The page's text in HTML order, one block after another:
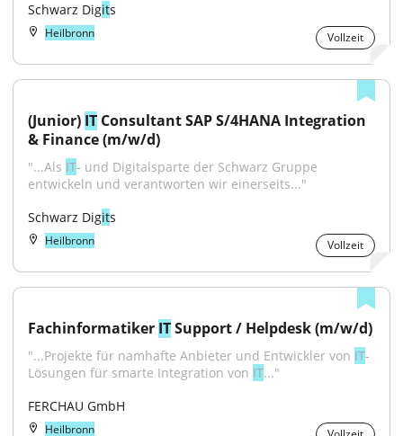
Schwarz Digits
Heilbronn Vollzeit
(Junior) IT Consultant SAP S/4HANA Integration
& Finance (m/w/d)
"...Als IT- und Digitalsparte der Schwarz Gruppe
entwickeln und verantworten wir einerseits..."
Schwarz Digits
Heilbronn Vollzeit
Fachinformatiker IT Support / Helpdesk (m/w/d)
"...Projekte für namhafte Anbieter und Entwickler von IT-
Lösungen für smarte Integration von IT..."
FERCHAU GmbH
Heilbronn